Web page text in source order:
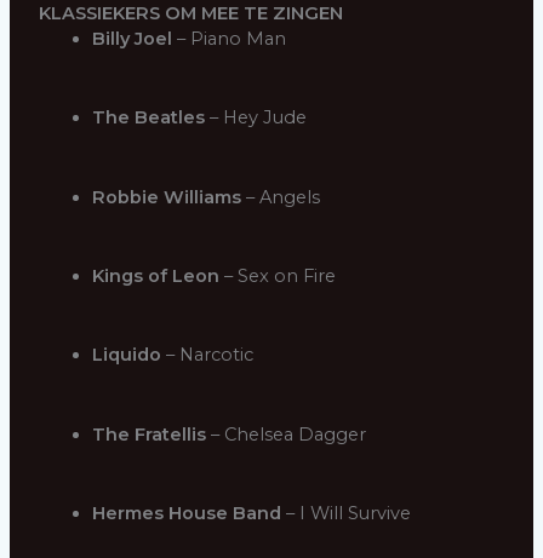
KLASSIEKERS OM MEE TE ZINGEN
Billy Joel – Piano Man
The Beatles – Hey Jude
Robbie Williams – Angels
Kings of Leon – Sex on Fire
Liquido – Narcotic
The Fratellis – Chelsea Dagger
Hermes House Band – I Will Survive